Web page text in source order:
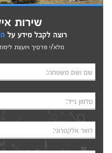
שירות
רוצה לקבל מידע על
מלא/י פרטיך ויועצת
שם ושם משפחה:
טלפון נייד:
דואר אלקטרוני: